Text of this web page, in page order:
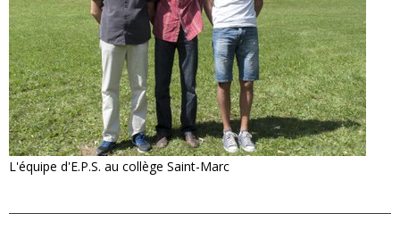
L'équipe d'E.P.S. au collège Saint-Marc